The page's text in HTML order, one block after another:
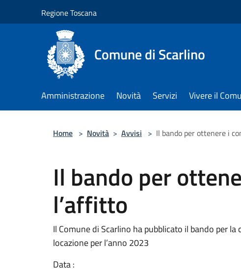
Regione Toscana
Comune di Scarlino
Amministrazione Novità Servizi Vivere il
Home > Novità > Avvisi > Il bando per ottenere i
Il bando per
l’affitto
Il Comune di Scarlino ha pubblicato il bando per
locazione per l’anno 2023
Data :